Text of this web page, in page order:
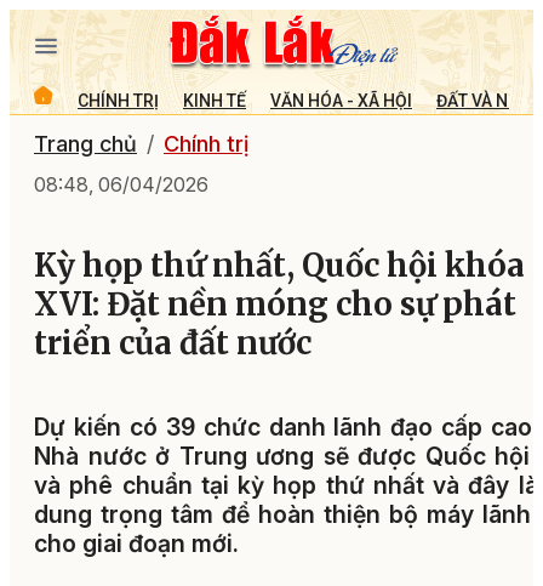
CHÍNH TRỊ KINH TẾ VĂN HÓA - XÃ HỘI ĐẤT VÀ
Trang chủ Chính trị
08:48, 06/04/2026
Kỳ họp thứ nhất, Quốc hội khóa
XVI: Đặt nền móng cho sự phát
triển của đất nước
Dự kiến có 39 chức danh lãnh đạo cấp cao
Nhà nước ở Trung ương sẽ được Quốc hội
và phê chuẩn tại kỳ họp thứ nhất và đây
dung trọng tâm để hoàn thiện bộ máy lãnh
cho giai đoạn mới.